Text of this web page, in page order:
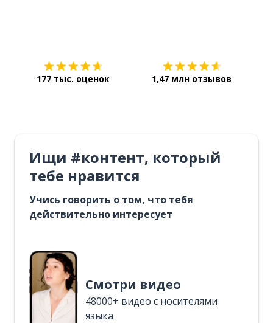
177 тыс. оценок 1,47 млн отзывов
Ищи #контент, который
тебе нравится
Учись говорить о том, что тебя
действительно интересует
Смотри видео
48000+ видео с носителями
языка